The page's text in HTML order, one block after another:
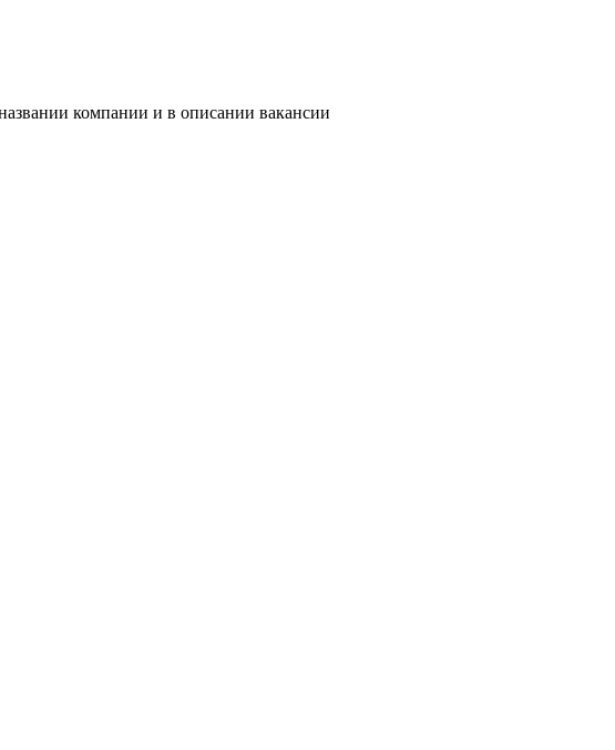
компании и в описании вакансии